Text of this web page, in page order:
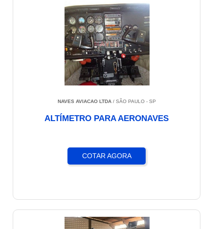
NAVES AVIACAO LTDA/ SÃO PAULO - SP
ALTÍMETRO PARA AERONAVES
COTAR AGORA